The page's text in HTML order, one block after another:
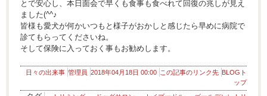
とで安心し、本日面会で早くも食事も食べれて回復の兆しが見え
ました(^^♪
皆様も愛犬が何かいつもと様子がおかしと感じたら早めに病院で
診てもらってくださいね。
そして保険に入っておく事もお勧めします。
日々の出来事 管理員 2018年04月18日 00:00 この記事のリンク先 BLOGト
ップ